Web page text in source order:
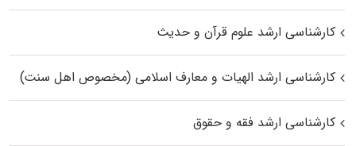
کارشناسی ارشد علوم قرآن و حدیث
کارشناسی ارشد الهیات و معارف اسلامی (مخصوص اهل سنت)
کارشناسی ارشد فقه و حقوق